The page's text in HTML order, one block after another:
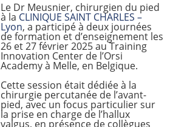
Le Dr Meusnier, chirurgien du pied
à la CLINIQUE SAINT CHARLES –
Lyon, a participé à deux journées
de formation et d’enseignement les
26 et 27 février 2025 au Training
Innovation Center de l’Orsi
Academy à Melle, en Belgique.
Cette session était dédiée à la
chirurgie percutanée de l’avant-
pied, avec un focus particulier sur
la prise en charge de l’hallux
valgus, en présence de collègues